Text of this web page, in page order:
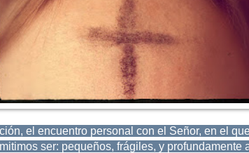
el encuentro personal con el Señor, en el
ser: pequeños, frágiles, y